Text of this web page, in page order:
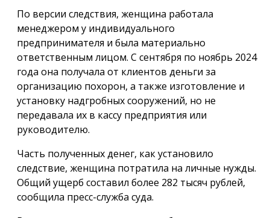
По версии следствия, женщина работала
менеджером у индивидуального
предпринимателя и была материально
ответственным лицом. С сентября по ноябрь 2024
года она получала от клиентов деньги за
организацию похорон, а также изготовление и
установку надгробных сооружений, но не
передавала их в кассу предприятия или
руководителю.
Часть полученных денег, как установило
следствие, женщина потратила на личные нужды.
Общий ущерб составил более 282 тысяч рублей,
сообщила пресс-служба суда.